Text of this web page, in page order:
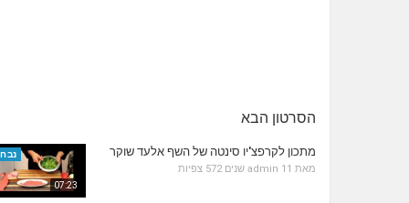
הסרטון הבא
07:23
מתכון לקרפצ'יו סינטה של השף אלעד שוקר
מאת admin 11 שנים 572 צפיות